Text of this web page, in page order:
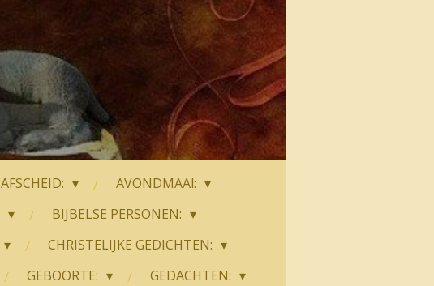
AFSCHEID:
AVONDMAAl:
BIJBELSE PERSONEN:
CHRISTELIJKE GEDICHTEN:
GEBOORTE:
GEDACHTEN: